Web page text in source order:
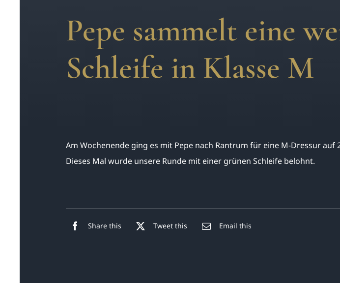
Pepe sammelt eine
Schleife in Klasse M
Am Wochenende ging es mit Pepe nach Rantrum für eine M-Dressur auf
Dieses Mal wurde unsere Runde mit einer grünen Schleife belohnt.
Share this Tweet this Email this